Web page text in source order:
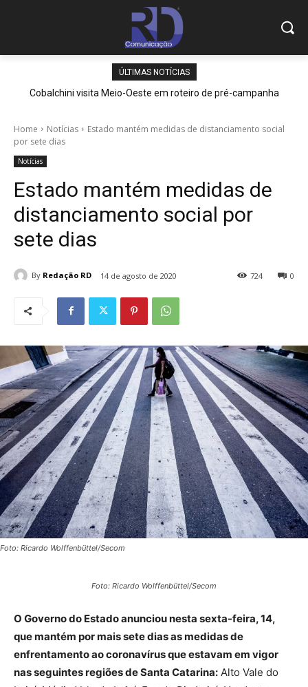
ÚLTIMAS NOTÍCIAS
Cobalchini visita Meio-Oeste em roteiro de pré-campanha
Home Notícias
Estado mantém medidas de distanciamento social
por sete dias
Notícias
Estado mantém medidas de
distanciamento social por
sete dias
By Redação RD 14 de agosto de 2020 0
724
Foto: Ricardo Wolffenbüttel/Secom
Foto: Ricardo Wolffenbüttel/Secom
O Governo do Estado anunciou nesta sexta-feira, 14,
que mantém por mais sete dias as medidas de
enfrentamento ao coronavírus que estavam em vigor
nas seguintes regiões de Santa Catarina: Alto Vale do